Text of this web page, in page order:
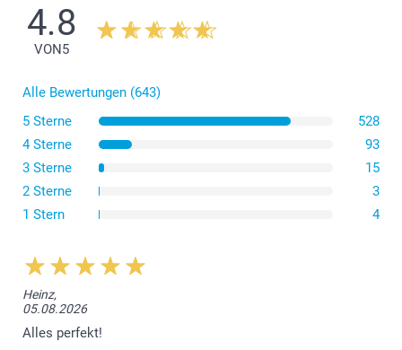
benötigen, entscheiden Sie sich für den Küchen-
Kalender, der 14 cm breit und 30 cm hoch ist. Hierbei
Option.
Wenn Sie ein Standardformat bevorzugen, entscheiden
Für einen grossen Wandkalender wählen Sie den
Wandkalender A3, der im Hoch- oder Querformat
erhältlich ist, oder den ""Klappkalender"", der an der
Wand aufgehängt einem A2-Wandkalender entspricht.
Dies ist der grösste unserer Wandkalender, mit einer
Breite von 29,7 cm und einer Höhe von 42 cm!
4.8
VON5
Alle Bewertungen (643)
5 Sterne
528
4 Sterne
93
3 Sterne
15
2 Sterne
3
1 Stern
4
Heinz,
05.08.2026
Alles perfekt!